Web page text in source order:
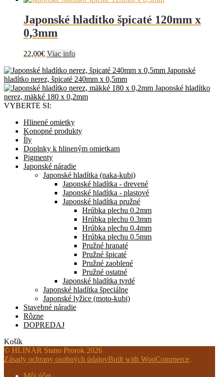
Japonské hladítko špicaté 120mm x
0,3mm
22,00€ Viac info
Japonské
hladítko nerez, špicaté 240mm x 0,5mm
Japonské hladítko
nerez, mäkké 180 x 0,2mm
VYBERTE SI:
Hlinené omietky
Konopné produkty
Íly
Doplnky k hlineným omietkam
Pigmenty
Japonské náradie
Japonské hladítka (naka-kubi)
Japonské hladítka - drevené
Japonské hladítka - plastové
Japonské hladítka pružné
Hrúbka plechu 0.2mm
Hrúbka plechu 0.3mm
Hrúbka plechu 0.4mm
Hrúbka plechu 0.5mm
Pružné hranaté
Pružné špicaté
Pružné zaoblené
Pružné ostatné
Japonské hladítka tvrdé
Japonské hladítka špeciálne
Japonské lyžice (moto-kubi)
Stavebné náradie
Rôzne
DOPREDAJ
Košík
© HLINÁR Stano Prorok 2026
Zásady ochrany osobných údajovBuilt with WooCommerce.